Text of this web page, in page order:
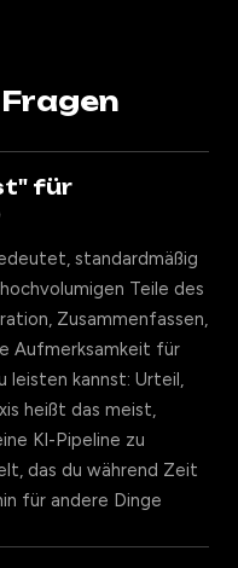
für
standardmäßig
Teile des
Zusammenfassen,
Aufmerksamkeit für
leisten kannst: Urteil,
heißt das meist,
KI-Pipeline zu
das du während Zeit
für andere Dinge